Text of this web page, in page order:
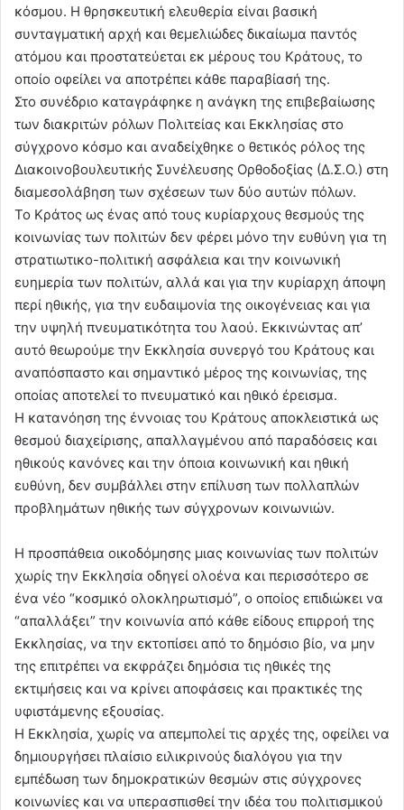
κόσμου. Η θρησκευτική ελευθερία είναι βασική
συνταγματική αρχή και θεμελιώδες δικαίωμα παντός
ατόμου και προστατεύεται εκ μέρους του Κράτους, το
οποίο οφείλει να αποτρέπει κάθε παραβίασή της.
Στο συνέδριο καταγράφηκε η ανάγκη της επιβεβαίωσης
των διακριτών ρόλων Πολιτείας και Εκκλησίας στο
σύγχρονο κόσμο και αναδείχθηκε ο θετικός ρόλος της
Διακοινοβουλευτικής Συνέλευσης Ορθοδοξίας (Δ.Σ.Ο.) στη
διαμεσολάβηση των σχέσεων των δύο αυτών πόλων.
Το Κράτος ως ένας από τους κυρίαρχους θεσμούς της
κοινωνίας των πολιτών δεν φέρει μόνο την ευθύνη για τη
στρατιωτικο-πολιτική ασφάλεια και την κοινωνική
ευημερία των πολιτών, αλλά και για την κυρίαρχη άποψη
περί ηθικής, για την ευδαιμονία της οικογένειας και για
την υψηλή πνευματικότητα του λαού. Εκκινώντας απ’
αυτό θεωρούμε την Εκκλησία συνεργό του Κράτους και
αναπόσπαστο και σημαντικό μέρος της κοινωνίας, της
οποίας αποτελεί το πνευματικό και ηθικό έρεισμα.
Η κατανόηση της έννοιας του Κράτους αποκλειστικά ως
θεσμού διαχείρισης, απαλλαγμένου από παραδόσεις και
ηθικούς κανόνες και την όποια κοινωνική και ηθική
ευθύνη, δεν συμβάλλει στην επίλυση των πολλαπλών
προβλημάτων ηθικής των σύγχρονων κοινωνιών.
Η προσπάθεια οικοδόμησης μιας κοινωνίας των πολιτών
χωρίς την Εκκλησία οδηγεί ολοένα και περισσότερο σε
ένα νέο “κοσμικό ολοκληρωτισμό”, ο οποίος επιδιώκει να
“απαλλάξει” την κοινωνία από κάθε είδους επιρροή της
Εκκλησίας, να την εκτοπίσει από το δημόσιο βίο, να μην
της επιτρέπει να εκφράζει δημόσια τις ηθικές της
εκτιμήσεις και να κρίνει αποφάσεις και πρακτικές της
υφιστάμενης εξουσίας.
Η Εκκλησία, χωρίς να απεμπολεί τις αρχές της, οφείλει να
δημιουργήσει πλαίσιο ειλικρινούς διαλόγου για την
εμπέδωση των δημοκρατικών θεσμών στις σύγχρονες
κοινωνίες και να υπερασπισθεί την ιδέα του πολιτισμικού